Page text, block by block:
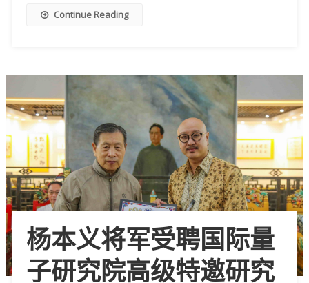
Continue Reading
杨本义将军受聘国际量
子研究院高级特邀研究